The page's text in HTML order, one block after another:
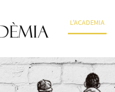
L'ACADEMIA